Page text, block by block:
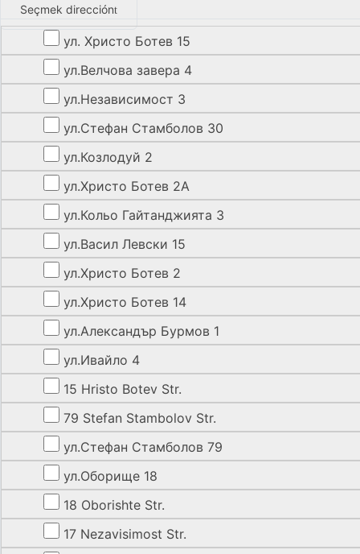
Seçmek dirección
ул. Христо Ботев 15
ул.Велчова завера 4
ул.Независимост 3
ул.Стефан Стамболов 30
ул.Козлодуй 2
ул.Христо Ботев 2А
ул.Кольо Гайтанджията 3
ул.Васил Левски 15
ул.Христо Ботев 2
ул.Христо Ботев 14
ул.Александър Бурмов 1
ул.Ивайло 4
15 Hristo Botev Str.
79 Stefan Stambolov Str.
ул.Стефан Стамболов 79
ул.Оборище 18
18 Oborishte Str.
17 Nezavisimost Str.